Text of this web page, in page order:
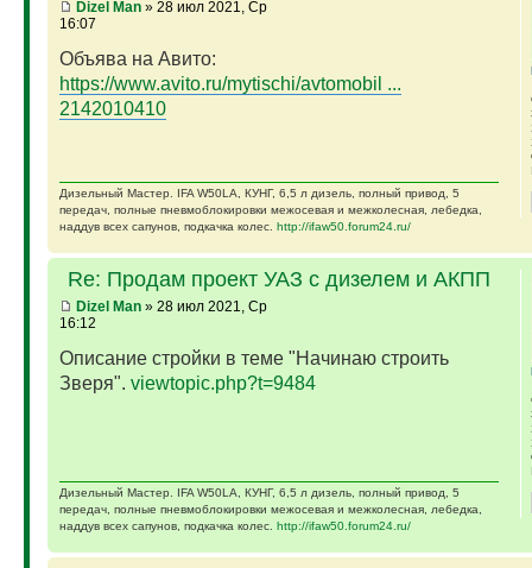
Dizel Man» 28 июл 2021, Ср
16:07
Объява на Авито:
https://www.avito.ru/mytischi/avtomobil ...
2142010410
Дизельный Мастер. IFA W50LA, КУНГ, 6,5 л дизель, полный привод, 5
передач, полные пневмоблокировки межосевая и межколесная, лебедка,
наддув всех сапунов, подкачка колес. http://ifaw50.forum24.ru/
Re: Продам проект УАЗ с дизелем и АКПП
Dizel Man» 28 июл 2021, Ср
16:12
Описание стройки в теме "Начинаю строить
Зверя". viewtopic.php?t=9484
Дизельный Мастер. IFA W50LA, КУНГ, 6,5 л дизель, полный привод, 5
передач, полные пневмоблокировки межосевая и межколесная, лебедка,
наддув всех сапунов, подкачка колес. http://ifaw50.forum24.ru/